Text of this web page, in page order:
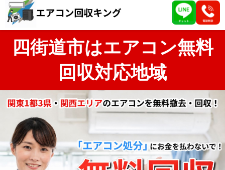
四街道市はエアコン無料
回収対応地域